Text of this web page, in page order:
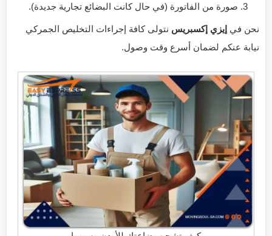
صورة من الفاتورة (في حال كانت البضائع تجارية جديدة).
نحن في إيزي إكسبريس نتولى كافة إجراءات التخليص الجمركي
نيابة عنكم لضمان أسرع وقت وصول.